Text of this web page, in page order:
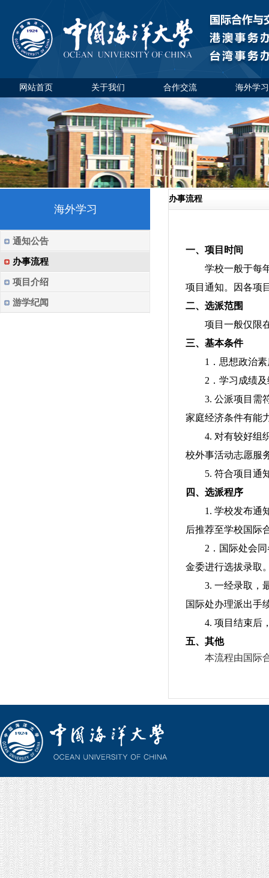
网站首页 关于我们 合作交流 海外学习
海外学习
通知公告
办事流程
项目介绍
游学纪闻
办事流程
一、项目时间
学校一般于每
项目通知。因各项
二、选派范围
项目一般仅限
三、基本条件
1 ．思想政治
2 ．学习成绩
3. 公派项目需
家庭经济条件有能
4. 对有较好组
校外事活动志愿服
5. 符合项目通
四、选派程序
1. 学校发布通
后推荐至学校国际
2 ．国际处会
金委进行选拔录取
3. 一经录取，
国际处办理派出手
4. 项目结束后
五、其他
本流程由国际